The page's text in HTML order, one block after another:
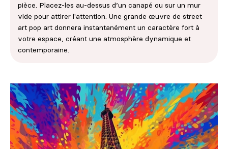
pièce. Placez-les au-dessus d’un canapé ou sur un mur
vide pour attirer l'attention. Une grande œuvre de street
art pop art donnera instantanément un caractère fort à
votre espace, créant une atmosphère dynamique et
contemporaine.